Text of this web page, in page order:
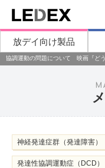
放デイ向け製品
協調運動の問題について 映画『どう
神経発達症群（発達障害）
発達性協調運動症（DCD）